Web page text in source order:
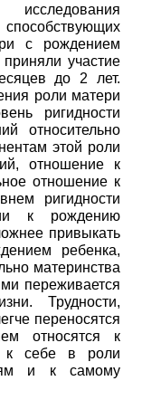
с рождением
участие
до 2 лет.
роли матери
ригидности
относительно
этой роли
отношение к
отношение к
ригидности
к рождению
привыкать
ребенка,
материнства
переживается
Трудности,
переносятся
относятся к
к себе в роли
и к самому